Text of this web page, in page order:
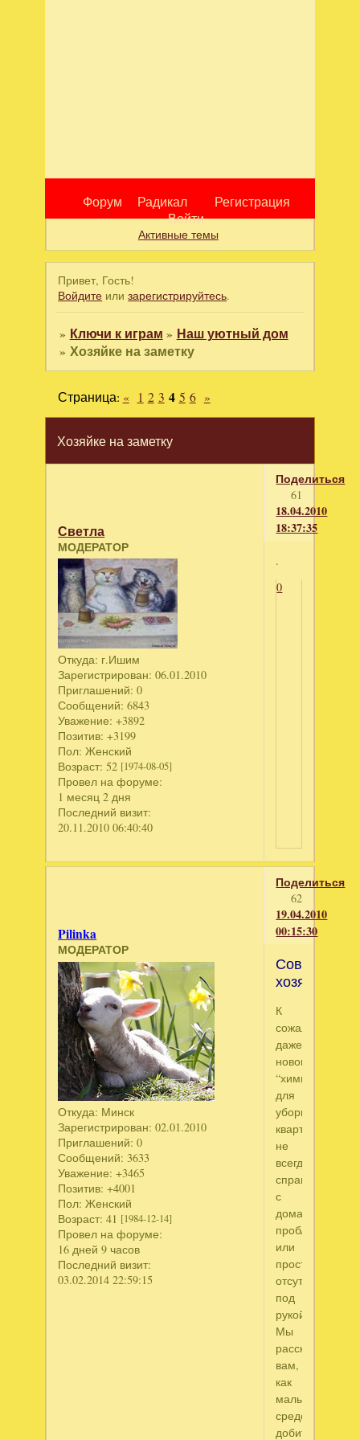
Форум Радикал
Регистрация
Войти
Активные темы
Привет, Гость!
Войдите илизарегистрируйтесь.
» Ключи к играм » Наш уютный дом
» Хозяйке на заметку
Хозяйке на заметку
Страница: « 1 2 3 4 5 6 »
Поделиться
61
18.04.2010
18:37:35
Светла
МОДЕРАТОР
Откуда: г.Ишим
Зарегистрирован: 06.01.2010
Приглашений: 0
Сообщений: 6843
Уважение: +3892
Позитив: +3199
Пол: Женский
Возраст: 52 [1974-08-05]
Провел на форуме:
1 месяц 2 дня
Последний визит:
20.11.2010 06:40:40
.
0
Поделиться
62
19.04.2010
00:15:30
Pilinka
МОДЕРАТОР
Откуда: Минск
Зарегистрирован: 02.01.2010
Приглашений: 0
Сообщений: 3633
Уважение: +3465
Позитив: +4001
Пол: Женский
Возраст: 41 [1984-12-14]
Провел на форуме:
16 дней 9 часов
Последний визит:
03.02.2014 22:59:15
Советы
хозяйке
К
сожалению,
даже
новомодная
“химия”
для
уборки
квартир
не
всегда
справляется
с
домашними
проблемами
или
просто
отсутствует
под
рукой.
Мы
расскажем
вам,
как
малыми
средствами
добиться